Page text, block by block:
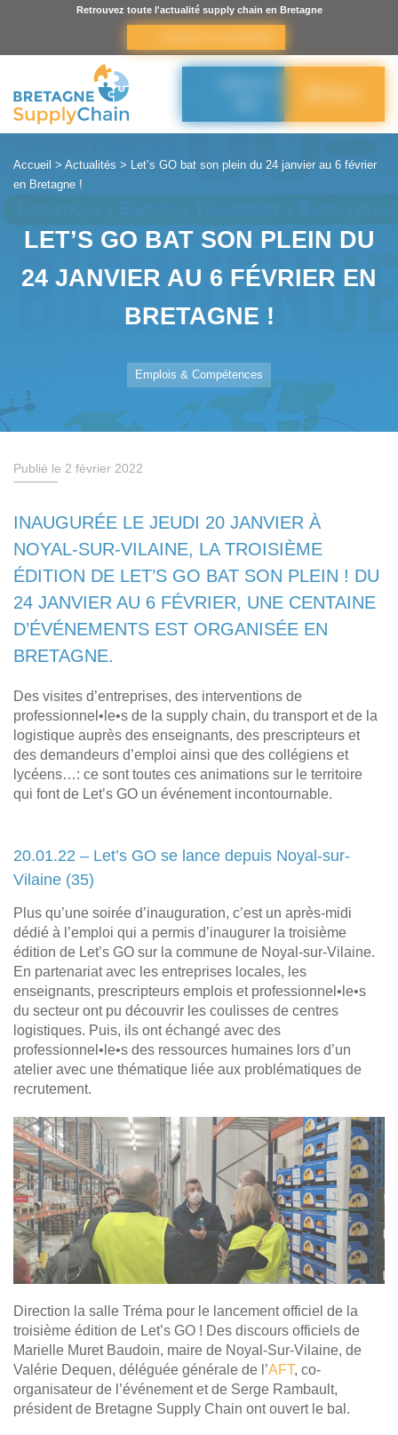
Retrouvez toute l'actualité supply chain en Bretagne
Accueil > Actualités >
Let’s GO bat son plein du 24 janvier au 6 février
en Bretagne !
LET’S GO BAT SON PLEIN DU
24 JANVIER AU 6 FÉVRIER EN
BRETAGNE !
Emplois & Compétences
Publié le 2 février 2022
INAUGURÉE LE JEUDI 20 JANVIER À
NOYAL-SUR-VILAINE, LA TROISIÈME
ÉDITION DE LET’S GO BAT SON PLEIN ! DU
24 JANVIER AU 6 FÉVRIER, UNE CENTAINE
D’ÉVÉNEMENTS EST ORGANISÉE EN
BRETAGNE.
Des visites d’entreprises, des interventions de
professionnel•le•s de la supply chain, du transport et de la
logistique auprès des enseignants, des prescripteurs et
des demandeurs d’emploi ainsi que des collégiens et
lycéens…: ce sont toutes ces animations sur le territoire
qui font de Let’s GO un événement incontournable.
20.01.22 – Let’s GO se lance depuis Noyal-sur-
Vilaine (35)
Plus qu’une soirée d’inauguration, c’est un après-midi
dédié à l’emploi qui a permis d’inaugurer la troisième
édition de Let’s GO sur la commune de Noyal-sur-Vilaine.
En partenariat avec les entreprises locales, les
enseignants, prescripteurs emplois et professionnel•le•s
du secteur ont pu découvrir les coulisses de centres
logistiques. Puis, ils ont échangé avec des
professionnel•le•s des ressources humaines lors d’un
atelier avec une thématique liée aux problématiques de
recrutement.
Direction la salle Tréma pour le lancement officiel de la
troisième édition de Let’s GO ! Des discours officiels de
Marielle Muret Baudoin, maire de Noyal-Sur-Vilaine, de
Valérie Dequen, déléguée générale de l’AFT, co-
organisateur de l’événement et de Serge Rambault,
président de Bretagne Supply Chain ont ouvert le bal.
Panneau de gestion des cookies